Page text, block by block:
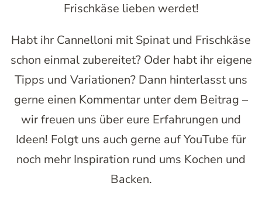
Frischkäse lieben werdet!
Habt ihr Cannelloni mit Spinat und Frischkäse
schon einmal zubereitet? Oder habt ihr eigene
Tipps und Variationen? Dann hinterlasst uns
gerne einen Kommentar unter dem Beitrag –
wir freuen uns über eure Erfahrungen und
Ideen! Folgt uns auch gerne auf YouTube für
noch mehr Inspiration rund ums Kochen und
Backen.